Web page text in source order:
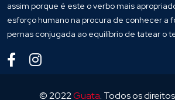
assim porque é este o verbo mais
esforço humano na procura de conhecer a
pernas conjugada ao equilíbrio de tatear o
© 2022Guata. Todos os